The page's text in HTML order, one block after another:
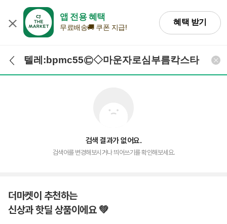
앱 전용 혜택
무료배송🚚 쿠폰 지급!
혜택 받기
검색어 입력 검
검색 결과가 없어요.
검색어를 변경해보시거나 띄어쓰기를 확인해보세요.
더마켓이 추천하는
신상과 핫딜 상품이에요 💚